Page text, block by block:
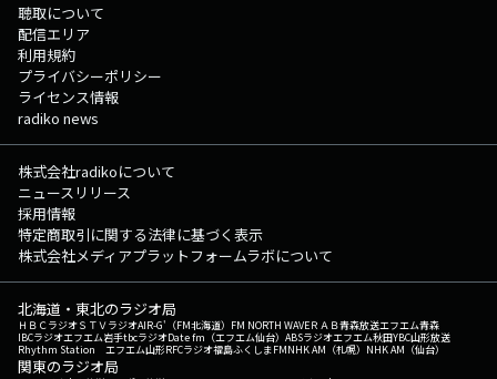
聴取について
配信エリア
利用規約
プライバシーポリシー
ライセンス情報
radiko news
株式会社radikoについて
ニュースリリース
採用情報
特定商取引に関する法律に基づく表示
株式会社メディアプラットフォームラボについて
北海道・東北のラジオ局
ＨＢＣラジオＳＴＶラジオAIR-G'（FM北海道） FM NORTH WAVEＲＡＢ青森放送エフエム青森
IBCラジオエフエム岩手tbcラジオDate fm（エフエム仙台） ABSラジオエフエム秋田YBC山形放送
Rhythm Station エフエム山形RFCラジオ福島ふくしまFMNHK AM（札幌） NHK AM（仙台）
関東のラジオ局